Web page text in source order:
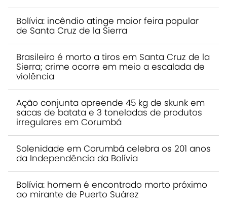
Bolívia: incêndio atinge maior feira popular
de Santa Cruz de la Sierra
Brasileiro é morto a tiros em Santa Cruz de la
Sierra; crime ocorre em meio a escalada de
violência
Ação conjunta apreende 45 kg de skunk em
sacas de batata e 3 toneladas de produtos
irregulares em Corumbá
Solenidade em Corumbá celebra os 201 anos
da Independência da Bolívia
Bolívia: homem é encontrado morto próximo
ao mirante de Puerto Suárez